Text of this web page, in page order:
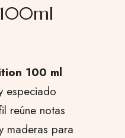
100 ml
especiado
reúne notas
maderas para